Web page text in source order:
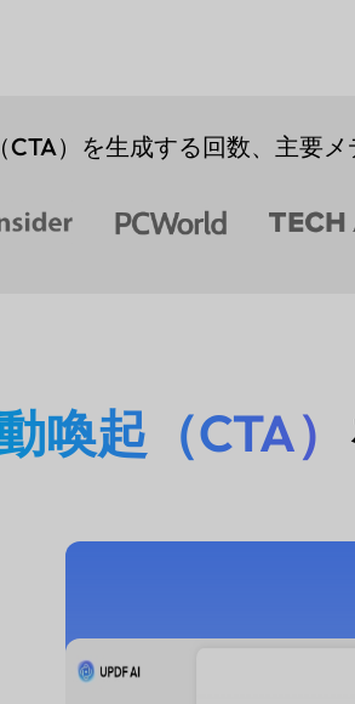
）を生成する回数、主要メ
喚起（CTA）